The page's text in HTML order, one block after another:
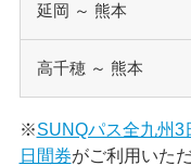
延岡 ～ 熊本
高千穂 ～ 熊本
※SUNQパス全九州3
日間券がご利用いた